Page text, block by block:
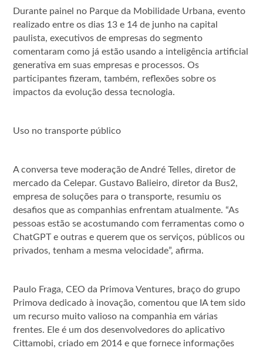
Durante painel no Parque da Mobilidade Urbana, evento
realizado entre os dias 13 e 14 de junho na capital
paulista, executivos de empresas do segmento
comentaram como já estão usando a inteligência artificial
generativa em suas empresas e processos. Os
participantes fizeram, também, reflexões sobre os
impactos da evolução dessa tecnologia.
Uso no transporte público
A conversa teve moderação de André Telles, diretor de
mercado da Celepar. Gustavo Balieiro, diretor da Bus2,
empresa de soluções para o transporte, resumiu os
desafios que as companhias enfrentam atualmente. “As
pessoas estão se acostumando com ferramentas como o
ChatGPT e outras e querem que os serviços, públicos ou
privados, tenham a mesma velocidade”, afirma.
Paulo Fraga, CEO da Primova Ventures, braço do grupo
Primova dedicado à inovação, comentou que IA tem sido
um recurso muito valioso na companhia em várias
frentes. Ele é um dos desenvolvedores do aplicativo
Cittamobi, criado em 2014 e que fornece informações